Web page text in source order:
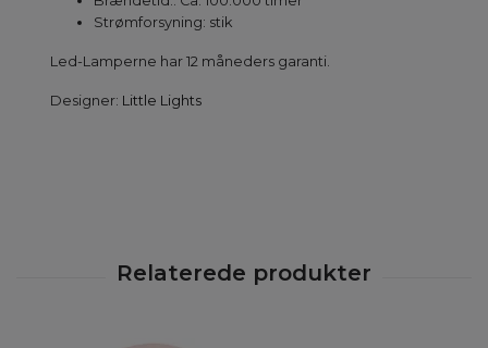
Strømforsyning: stik
Led-Lamperne har 12 måneders garanti.
Designer: Little Lights